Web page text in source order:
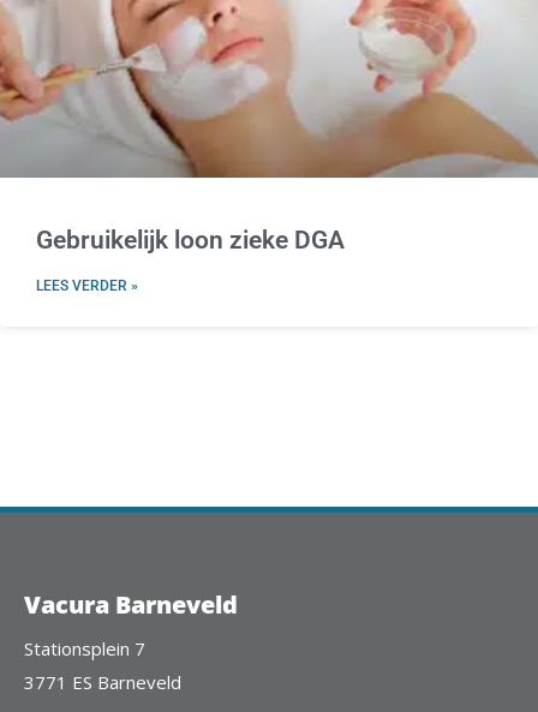
Gebruikelijk loon zieke DGA
LEES VERDER »
Vacura Barneveld
Stationsplein 7
3771 ES Barneveld